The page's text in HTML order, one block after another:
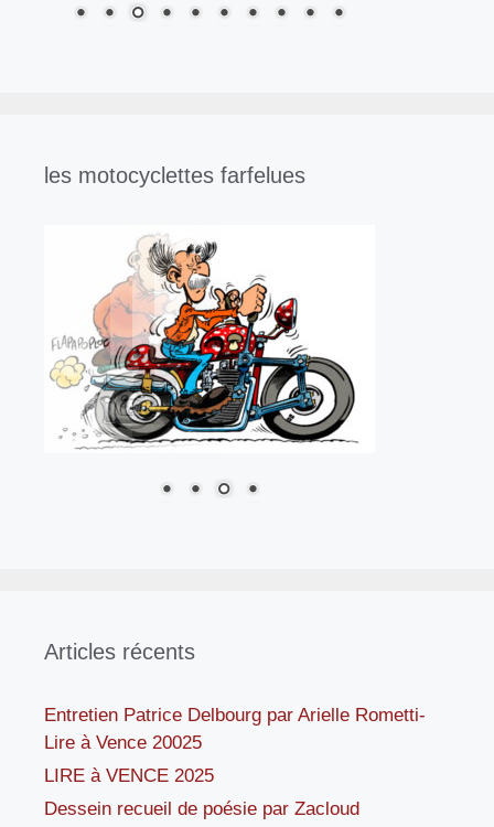
les motocyclettes farfelues
Articles récents
Entretien Patrice Delbourg par Arielle Rometti-
Lire à Vence 20025
LIRE à VENCE 2025
Dessein recueil de poésie par Zacloud